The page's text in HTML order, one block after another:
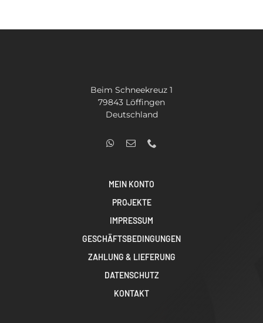
Beim Schneekreuz 1
79843 Löffingen
Deutschland
MEIN KONTO
PROJEKTE
IMPRESSUM
GESCHÄFTSBEDINGUNGEN
ZAHLUNG & LIEFERUNG
DATENSCHUTZ
KONTAKT